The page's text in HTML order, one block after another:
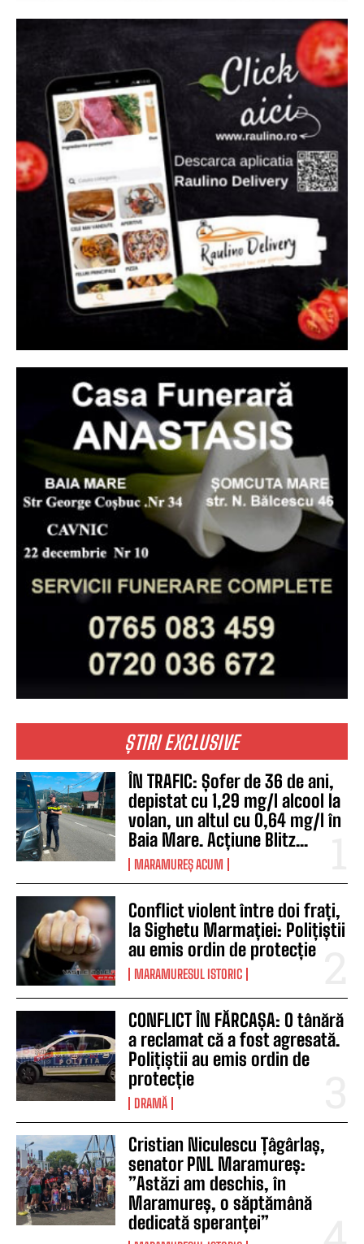
ȘTIRI EXCLUSIVE
ÎN TRAFIC: Șofer de 36 de ani,
depistat cu 1,29 mg/l alcool la
volan, un altul cu 0,64 mg/l în
Baia Mare. Acțiune Blitz...
MARAMUREȘ ACUM
Conflict violent între doi frați,
la Sighetu Marmației: Polițiștii
au emis ordin de protecție
MARAMURESUL ISTORIC
CONFLICT ÎN FĂRCAȘA: O tânără
a reclamat că a fost agresată.
Polițiștii au emis ordin de
protecție
DRAMĂ
Cristian Niculescu Țâgârlaș,
senator PNL Maramureș:
”Astăzi am deschis, în
Maramureș, o săptămână
dedicată speranței”